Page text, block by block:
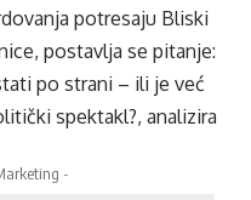
potresaju Bliski
postavlja se pitanje:
po strani – ili je već
spektakl?, analizira
-